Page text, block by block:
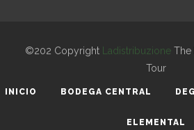
©202 Copyright Ladistribuzione The
Tour
INICIO BODEGA CENTRAL
ELEMENTAL